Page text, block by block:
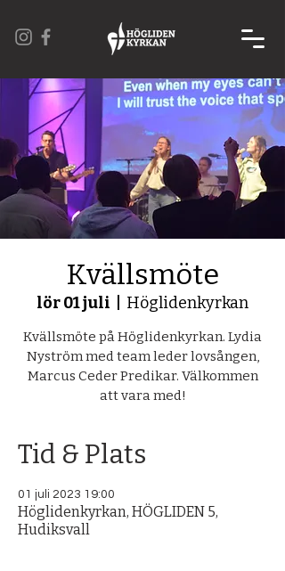
Kvällsmöte
lör 01 juli Höglidenkyrkan
Kvällsmöte på Höglidenkyrkan. Lydia
Nyström med team leder lovsången,
Marcus Ceder Predikar. Välkommen
att vara med!
Tid & Plats
01 juli 2023 19:00
Höglidenkyrkan, HÖGLIDEN 5,
Hudiksvall